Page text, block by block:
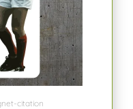
citation